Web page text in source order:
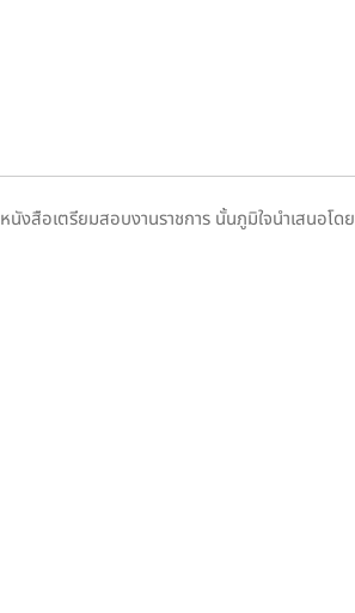
หนังสือเตรียมสอบงานราชการ นั้นภูมิใจนำเสนอโดย